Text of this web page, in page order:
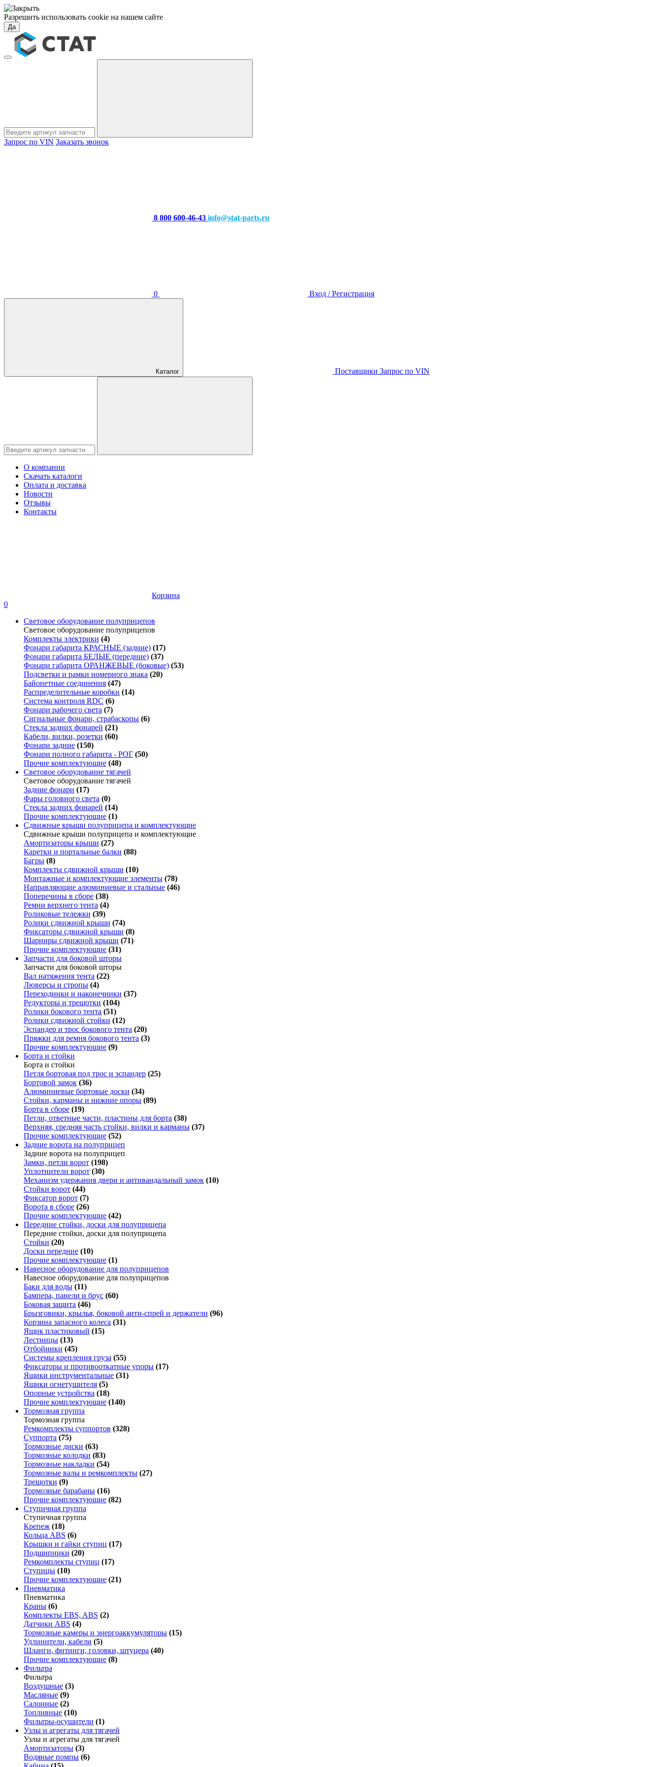
Разрешить использовать cookie на нашем сайте
Да
Запрос по VIN Заказать звонок
8 800 600-46-43 info@stat-parts.ru
0 Вход / Регистрация
Каталог Поставщики Запрос по VIN
О компании
Скачать каталоги
Оплата и доставка
Новости
Отзывы
Контакты
Корзина
0
Световое оборудование полуприцепов
Световое оборудование полуприцепов
Комплекты электрики (4)
Фонари габарита КРАСНЫЕ (задние) (17)
Фонари габарита БЕЛЫЕ (передние) (37)
Фонари габарита ОРАНЖЕВЫЕ (боковые) (53)
Подсветки и рамки номерного знака (20)
Байонетные соединения (47)
Распределительные коробки (14)
Система контроля RDC (6)
Фонари рабочего света (7)
Сигнальные фонари, страбаскопы (6)
Стекла задних фонарей (21)
Кабели, вилки, розетки (60)
Фонари задние (150)
Фонари полного габарита - РОГ (50)
Прочие комплектующие (48)
Световое оборудование тягачей
Световое оборудование тягачей
Задние фонари (17)
Фары головного света (0)
Стекла задних фонарей (14)
Прочие комплектующие (1)
Сдвижные крыши полуприцепа и комплектующие
Сдвижные крыши полуприцепа и комплектующие
Амортизаторы крыши (27)
Каретки и портальные балки (88)
Багры (8)
Комплекты сдвижной крыши (10)
Монтажные и комплектующие элементы (78)
Направляющие алюминиевые и стальные (46)
Поперечины в сборе (38)
Ремни верхнего тента (4)
Роликовые тележки (39)
Ролики сдвижной крыши (74)
Фиксаторы сдвижной крыши (8)
Шарниры сдвижной крыши (71)
Прочие комплектующие (31)
Запчасти для боковой шторы
Запчасти для боковой шторы
Вал натяжения тента (22)
Люверсы и стропы (4)
Переходники и наконечники (37)
Редукторы и трещотки (104)
Ролики бокового тента (51)
Ролики сдвижной стойки (12)
Эспандер и трос бокового тента (20)
Пряжки для ремня бокового тента (3)
Прочие комплектующие (9)
Борта и стойки
Борта и стойки
Петля бортовая под трос и эспандер (25)
Бортовой замок (36)
Алюминиевые бортовые доски (34)
Стойки, карманы и нижние опоры (89)
Борта в сборе (19)
Петли, ответные части, пластины для борта (38)
Верхняя, средняя часть стойки, вилки и карманы (37)
Прочие комплектующие (52)
Задние ворота на полуприцеп
Задние ворота на полуприцеп
Замки, петли ворот (198)
Уплотнители ворот (30)
Механизм удержания двери и антивандальный замок (10)
Стойки ворот (44)
Фиксатор ворот (7)
Ворота в сборе (26)
Прочие комплектующие (42)
Передние стойки, доски для полуприцепа
Передние стойки, доски для полуприцепа
Стойки (20)
Доски передние (10)
Прочие комплектующие (1)
Навесное оборудование для полуприцепов
Навесное оборудование для полуприцепов
Баки для воды (11)
Бампера, панели и брус (60)
Боковая защита (46)
Брызговики, крылья, боковой анти-спрей и держатели (96)
Корзина запасного колеса (31)
Ящик пластиковый (15)
Лестницы (13)
Отбойники (45)
Системы крепления груза (55)
Фиксаторы и противооткатные упоры (17)
Ящики инструментальные (31)
Ящики огнетушителя (5)
Опорные устройства (18)
Прочие комплектующие (140)
Тормозная группа
Тормозная группа
Ремкомплекты суппортов (328)
Суппорта (75)
Тормозные диски (63)
Тормозные колодки (83)
Тормозные накладки (54)
Тормозные валы и ремкомплекты (27)
Трещотки (9)
Тормозные барабаны (16)
Прочие комплектующие (82)
Ступичная группа
Ступичная группа
Крепеж (18)
Кольца ABS (6)
Крышки и гайки ступиц (17)
Подшипники (20)
Ремкомплекты ступиц (17)
Ступицы (10)
Прочие комплектующие (21)
Пневматика
Пневматика
Краны (6)
Комплекты EBS, ABS (2)
Датчики ABS (4)
Тормозные камеры и энергоаккумуляторы (15)
Удлинители, кабели (5)
Шланги, фитинги, головки, штуцера (40)
Прочие комплектующие (8)
Фильтра
Фильтра
Воздушные (3)
Масляные (9)
Салонные (2)
Топливные (10)
Фильтры-осушители (1)
Узлы и агрегаты для тягачей
Узлы и агрегаты для тягачей
Амортизаторы (3)
Водяные помпы (6)